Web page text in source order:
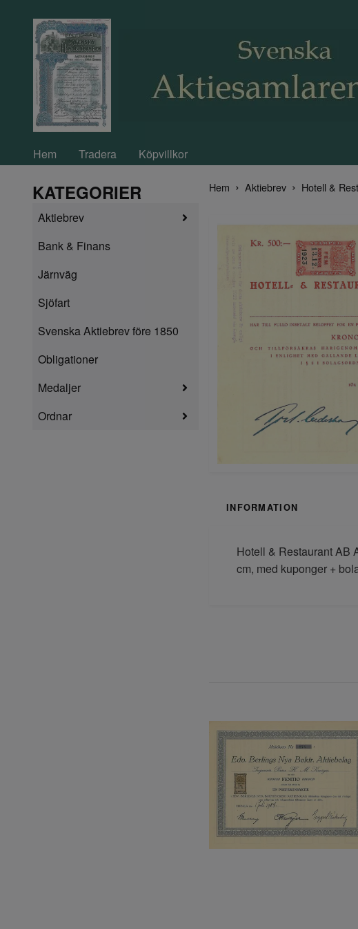
Hem Tradera Köpvillkor
KATEGORIER
Aktiebrev
Bank & Finans
Järnväg
Sjöfart
Svenska Aktiebrev före 1850
Obligationer
Medaljer
Ordnar
Hem Aktiebrev Hotell &
INFORMATION
Hotell & Restaurant AB
cm, med kuponger +